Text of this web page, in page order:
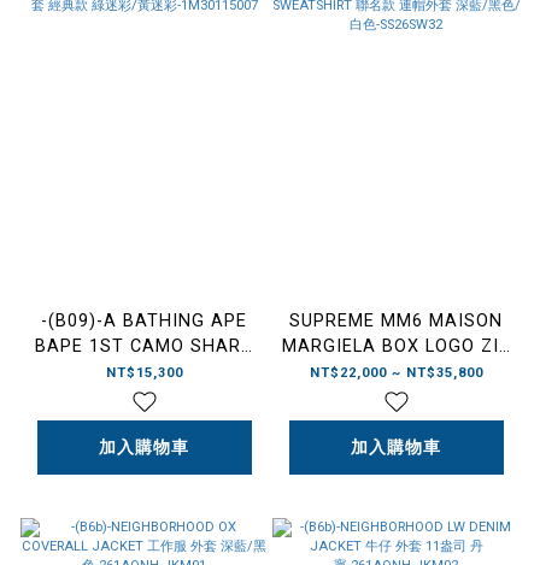
-(B09)-A BATHING APE
BAPE 1ST CAMO SHARK
FULL ZIP HOODIE 鯊魚外
套 經典款 綠迷彩/黃迷
彩-1M30115007
NT$15,300
加入購物車
SUPREME MM6 MAISON
MARGIELA BOX LOGO ZIP
UP HOODED SWEATSHIRT
聯名款 連帽外套 深藍/黑色/
白色-SS26SW32
NT$22,000 ~ NT$35,800
加入購物車